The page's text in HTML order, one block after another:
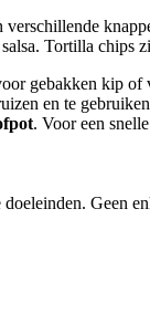
salsa. Tortilla chips
gebakken kip of
en te
. Voor een
Geen